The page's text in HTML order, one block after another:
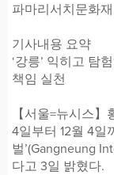
파마리서치문화
기사내용 요약
‘강릉’ 익히고 탐
책임 실천
【서울=뉴시스
4일부터 12월 4일
벌’(Gangneung
다고 3일 밝혔다.